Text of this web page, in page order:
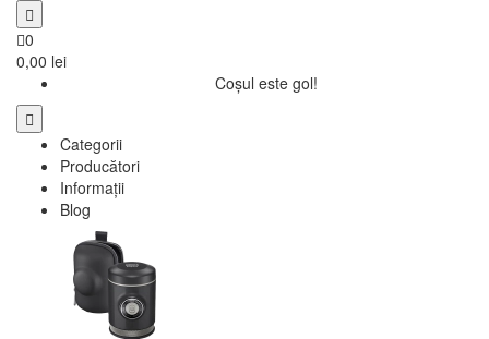
0
0,00 lei
Coșul este gol!
Categorii
Producători
Informații
Blog